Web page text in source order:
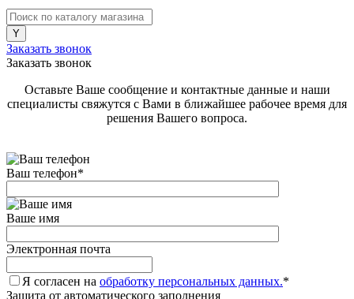
Заказать звонок
Заказать звонок
Оставьте Ваше сообщение и контактные данные и наши
специалисты свяжутся с Вами в ближайшее рабочее время для
решения Вашего вопроса.
Ваш телефон*
Ваше имя
Электронная почта
Я согласен на обработку персональных данных.*
Защита от автоматического заполнения